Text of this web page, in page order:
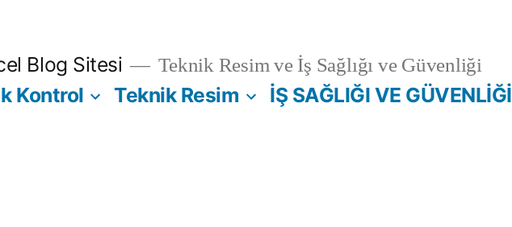
Blog Sitesi Teknik Resim ve İş Sağlığı ve Güvenliği
Kontrol Teknik Resim İŞ SAĞLIĞI VE GÜVENLİĞİ